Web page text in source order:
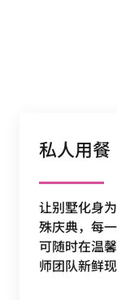
私人用餐
让别墅化身
殊庆典，每
可随时在温
师团队新鲜